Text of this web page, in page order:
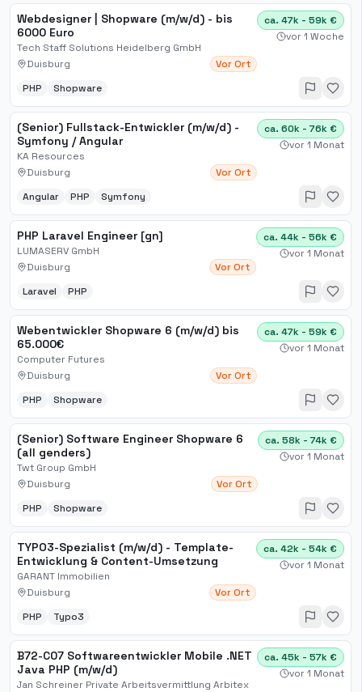
Webdesigner | Shopware (m/w/d) - bis
6000 Euro
Tech Staff Solutions Heidelberg GmbH
Duisburg
Vor Ort
ca. 47k - 59k €
vor 1 Woche
PHP Shopware
(Senior) Fullstack-Entwickler (m/w/d) -
Symfony / Angular
KA Resources
Duisburg
Vor Ort
ca. 60k - 76k €
vor 1 Monat
Angular PHP Symfony
PHP Laravel Engineer [gn]
LUMASERV GmbH
Duisburg
Vor Ort
ca. 44k - 56k €
vor 1 Monat
Laravel PHP
Webentwickler Shopware 6 (m/w/d) bis
65.000€
Computer Futures
Duisburg
Vor Ort
ca. 47k - 59k €
vor 1 Monat
PHP Shopware
(Senior) Software Engineer Shopware 6
(all genders)
Twt Group GmbH
Duisburg
Vor Ort
ca. 58k - 74k €
vor 1 Monat
PHP Shopware
TYPO3-Spezialist (m/w/d) - Template-
Entwicklung & Content-Umsetzung
GARANT Immobilien
Duisburg
Vor Ort
ca. 42k - 54k €
vor 1 Monat
PHP Typo3
B72-C07 Softwareentwickler Mobile .NET
Java PHP (m/w/d)
Jan Schreiner Private Arbeitsvermittlung Arbitex
ca. 45k - 57k €
vor 1 Monat